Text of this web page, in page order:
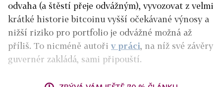
odvaha (a štěstí přeje odvážným), vyvozovat z velmi
krátké historie bitcoinu vyšší očekávané výnosy a
nižší riziko pro portfolio je odvážné možná až
příliš. To nicméně autoři v práci, na níž své závěry
guvernér zakládá, sami připouští.